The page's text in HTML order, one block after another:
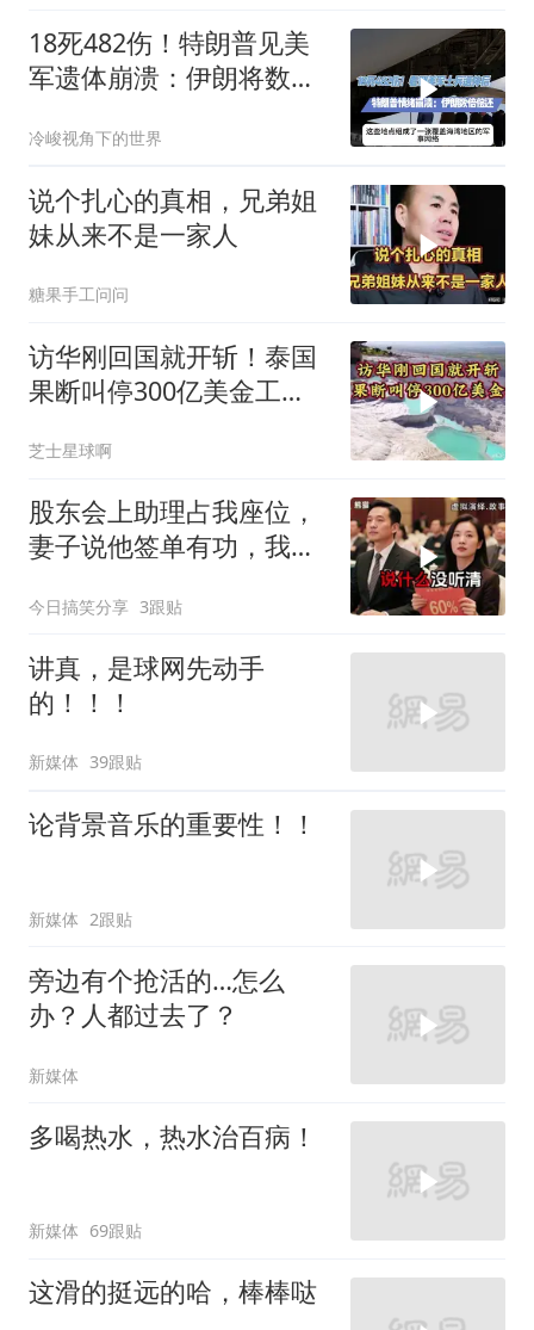
18死482伤！特朗普见美
军遗体崩溃：伊朗将数倍
冷峻视角下的世界
说个扎心的真相，兄弟姐
妹从来不是一家人
糖果手工问问
访华刚回国就开斩！泰国
果断叫停300亿美金工
芝士星球啊
股东会上助理占我座位，
妻子说他签单有功，我抛
给他当
今日搞笑分享 3跟贴
讲真，是球网先动手
的！！！
新媒体 39跟贴
论背景音乐的重要性！！
新媒体 2跟贴
旁边有个抢活的…怎么
办？人都过去了？
新媒体
多喝热水，热水治百病！
新媒体 69跟贴
这滑的挺远的哈，棒棒哒